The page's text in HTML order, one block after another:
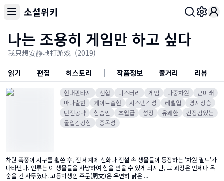
소설위키
나는 조용히 게임만 하고 싶다
我只想安静地打游戏 (2019)
읽기
편집 히스토리 작품정보 줄거리 리뷰
현대판타지 선협 미스터리 게임 다중차원
근미래
마나출현
게이트출현 시스템각성 레벨업
경지상승
던전공략
힘숨찐 초월급 성장 유쾌한
긴장감있는
몰입감강함
중독성
차원 폭풍이 지구를 휩쓴 후, 전 세계에 신화나 전설 속 생물들이 등장하는 '차원 필드'가
나타난다. 인류는 이 생물들을 사냥하여 힘을 얻을 수 있게 되지만, 그 과정은 언제나 목
숨을 건 사투였다. 고등학생인 주문(周文)은 우연히 낡은 ...